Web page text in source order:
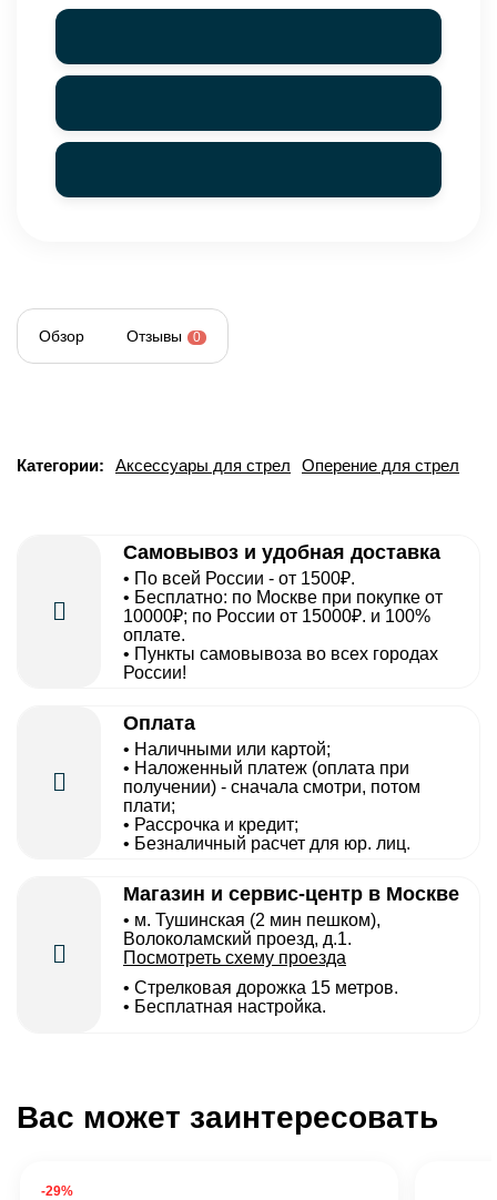
Обзор Отзывы 0
Категории: Аксессуары для стрел Оперение для стрел
Самовывоз и удобная доставка
• По всей России - от 1500₽.
• Бесплатно: по Москве при покупке от
10000₽; по России от 15000₽. и 100%
оплате.
• Пункты самовывоза во всех городах
России!
Оплата
• Наличными или картой;
• Наложенный платеж (оплата при
получении) - сначала смотри, потом
плати;
• Рассрочка и кредит;
• Безналичный расчет для юр. лиц.
Магазин и сервис-центр в Москве
• м. Тушинская (2 мин пешком),
Волоколамский проезд, д.1.
Посмотреть схему проезда
• Cтрелковая дорожка 15 метров.
• Бесплатная настройка.
Вас может заинтересовать
-29%